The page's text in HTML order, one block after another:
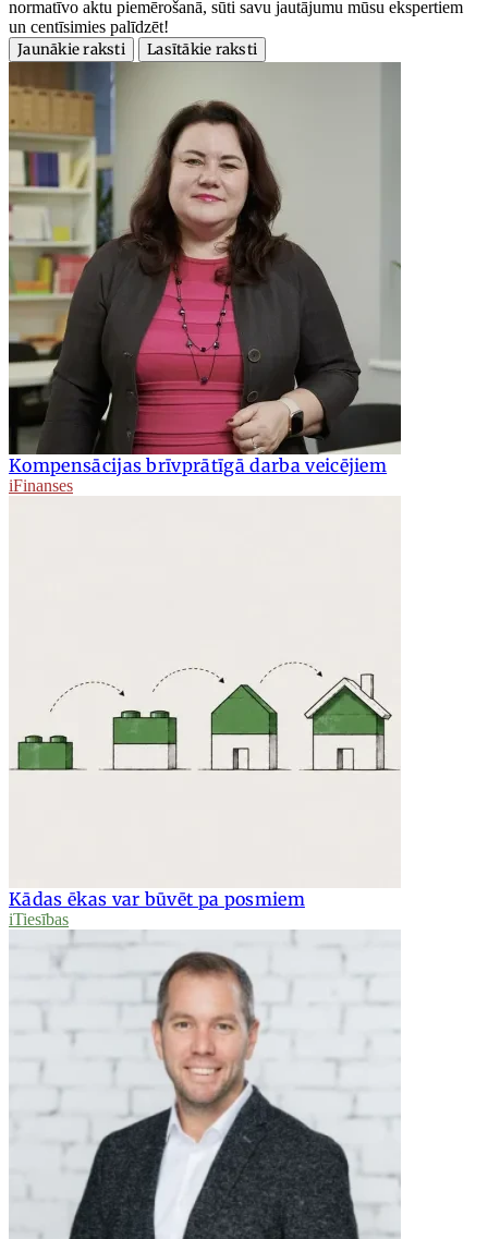
normatīvo aktu piemērošanā, sūti savu jautājumu mūsu ekspertiem
un centīsimies palīdzēt!
Jaunākie raksti
Lasītākie raksti
Kompensācijas brīvprātīgā darba veicējiem
iFinanses
Kādas ēkas var būvēt pa posmiem
iTiesības